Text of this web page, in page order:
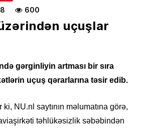
600
uçuşlar
gərginliyin artması bir sıra
uçuş qərarlarına təsir edib.
ki, NU.nl saytının məlumatına görə,
təhlükəsizlik səbəbindən